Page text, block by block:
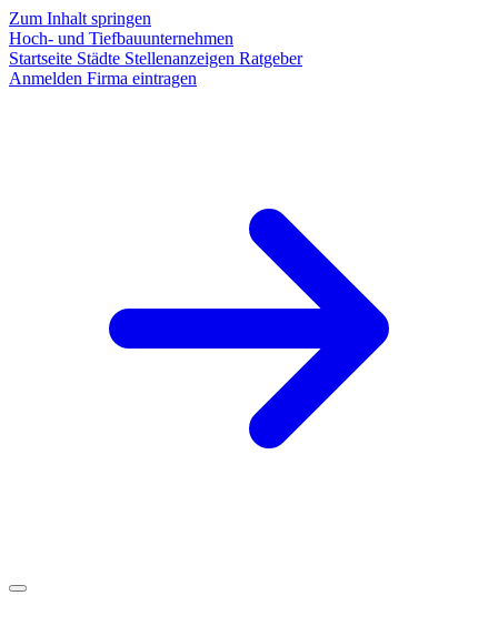
Zum Inhalt springen
Hoch- und Tiefbauunternehmen
Startseite Städte Stellenanzeigen Ratgeber
Anmelden Firma eintragen